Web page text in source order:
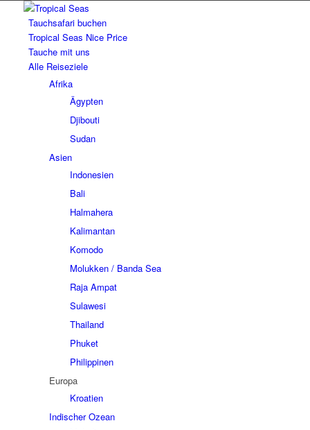
Tauchsafari buchen
Tropical Seas Nice Price
Tauche mit uns
Alle Reiseziele
Afrika
Ägypten
Djibouti
Sudan
Asien
Indonesien
Bali
Halmahera
Kalimantan
Komodo
Molukken / Banda Sea
Raja Ampat
Sulawesi
Thailand
Phuket
Philippinen
Europa
Kroatien
Indischer Ozean